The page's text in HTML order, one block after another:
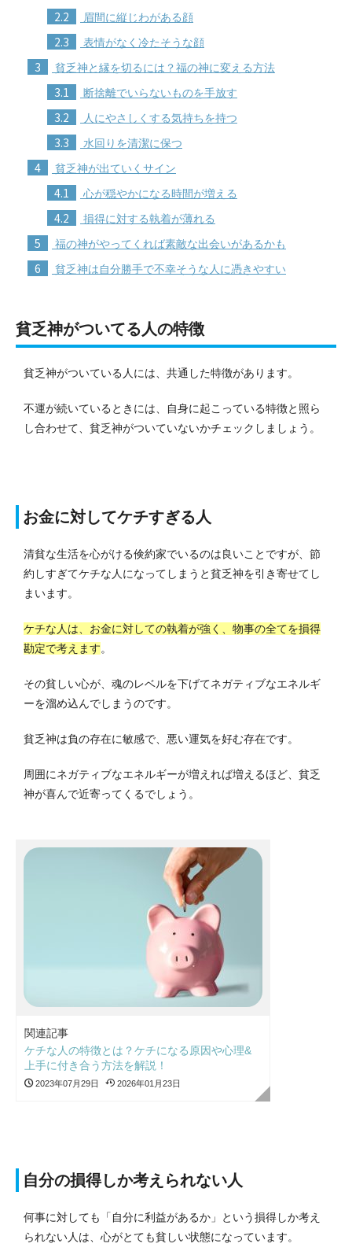
2.2 眉間に縦じわがある顔
2.3 表情がなく冷たそうな顔
3 貧乏神と縁を切るには？福の神に変える方法
3.1 断捨離でいらないものを手放す
3.2 人にやさしくする気持ちを持つ
3.3 水回りを清潔に保つ
4 貧乏神が出ていくサイン
4.1 心が穏やかになる時間が増える
4.2 損得に対する執着が薄れる
5 福の神がやってくれば素敵な出会いがあるかも
6 貧乏神は自分勝手で不幸そうな人に憑きやすい
貧乏神がついてる人の特徴
貧乏神がついている人には、共通した特徴があります。
不運が続いているときには、自身に起こっている特徴と照ら
し合わせて、貧乏神がついていないかチェックしましょう。
お金に対してケチすぎる人
清貧な生活を心がける倹約家でいるのは良いことですが、節
約しすぎてケチな人になってしまうと貧乏神を引き寄せてし
まいます。
ケチな人は、お金に対しての執着が強く、物事の全てを損得
勘定で考えます。
その貧しい心が、魂のレベルを下げてネガティブなエネルギ
ーを溜め込んでしまうのです。
貧乏神は負の存在に敏感で、悪い運気を好む存在です。
周囲にネガティブなエネルギーが増えれば増えるほど、貧乏
神が喜んで近寄ってくるでしょう。
関連記事
ケチな人の特徴とは？ケチになる原因や心理&
上手に付き合う方法を解説！
2023年07月29日 2026年01月23日
自分の損得しか考えられない人
何事に対しても「自分に利益があるか」という損得しか考え
られない人は、心がとても貧しい状態になっています。